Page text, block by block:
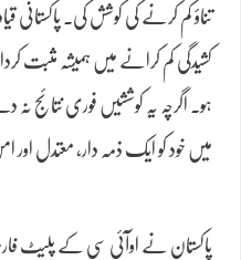
تناؤ کم کرنے کی کوشش کی۔
کشیدگی کم کرانے میں ہمیشہ مثبت کردار
ہو۔ اگرچہ یہ کوششیں فوری نتائج
میں خود کو ایک ذمہ دار، معتدل اور
پاکستان نے اوآئی سی کے پلیٹ